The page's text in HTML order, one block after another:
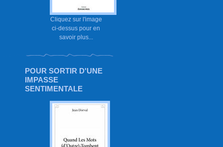
Cliquez sur l'image
ci-dessus pour en
savoir plus...
POUR SORTIR D'UNE
IMPASSE
SENTIMENTALE